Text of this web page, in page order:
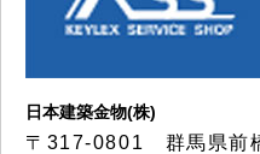
日本建築金物(株)
〒317‐0801 群馬県前